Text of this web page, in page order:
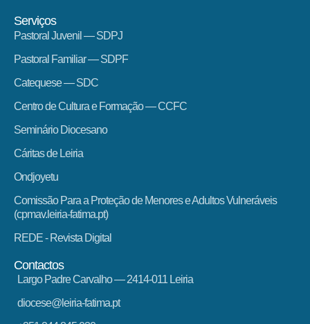
Serviços
Pastoral Juvenil — SDPJ
Pastoral Familiar — SDPF
Catequese — SDC
Centro de Cultura e Formação — CCFC
Seminário Diocesano
Cáritas de Leiria
Ondjoyetu
Comissão Para a Proteção de Menores e Adultos Vulneráveis
(cpmav.leiria-fatima.pt)
REDE - Revista Digital
Contactos
Largo Padre Carvalho — 2414-011 Leiria
diocese@leiria-fatima.pt